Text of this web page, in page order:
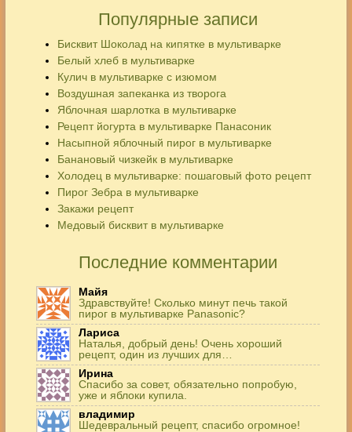
Популярные записи
Бисквит Шоколад на кипятке в мультиварке
Белый хлеб в мультиварке
Кулич в мультиварке с изюмом
Воздушная запеканка из творога
Яблочная шарлотка в мультиварке
Рецепт йогурта в мультиварке Панасоник
Насыпной яблочный пирог в мультиварке
Банановый чизкейк в мультиварке
Холодец в мультиварке: пошаговый фото рецепт
Пирог Зебра в мультиварке
Закажи рецепт
Медовый бисквит в мультиварке
Последние комментарии
Майя
Здравствуйте! Сколько минут печь такой
пирог в мультиварке Panasonic?
Лариса
Наталья, добрый день! Очень хороший
рецепт, один из лучших для…
Ирина
Спасибо за совет, обязательно попробую,
уже и яблоки купила.
владимир
Шедевральный рецепт, спасибо огромное!